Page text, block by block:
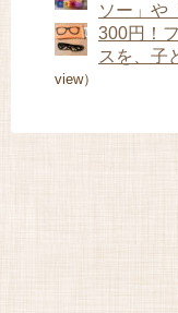
ソー」や
300円！
スを、子
view）